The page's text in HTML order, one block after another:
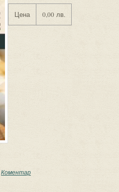
Цена 0,00 лв.
about Experimental and Theoretical Studies of
Коментар